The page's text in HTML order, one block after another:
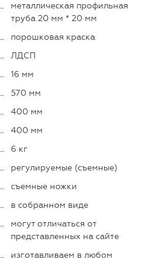
металлическая профильная
труба 20 мм * 20 мм
порошковая краска
ЛДСП
16 мм
570 мм
400 мм
400 мм
6 кг
регулируемые (съемные)
съемные ножки
в собранном виде
могут отличаться от
представленных на сайте
изготавливаем в любом